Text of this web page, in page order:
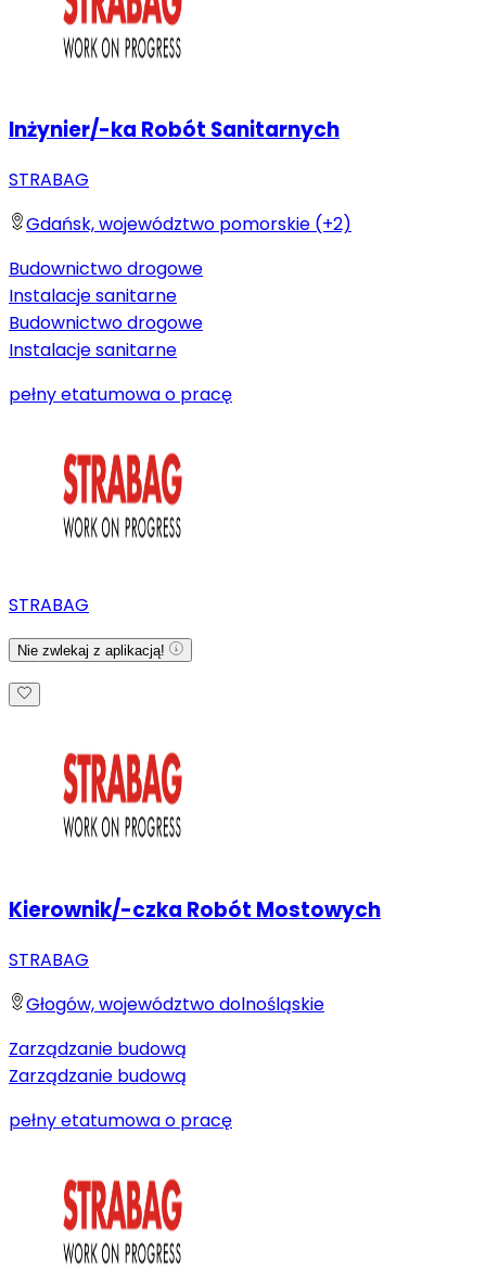
Inżynier/-ka Robót Sanitarnych
STRABAG
Gdańsk, województwo pomorskie (+2)
Budownictwo drogowe
Instalacje sanitarne
Budownictwo drogowe
Instalacje sanitarne
pełny etatumowa o pracę
STRABAG
Nie zwlekaj z aplikacją!
Kierownik/-czka Robót Mostowych
STRABAG
Głogów, województwo dolnośląskie
Zarządzanie budową
Zarządzanie budową
pełny etatumowa o pracę